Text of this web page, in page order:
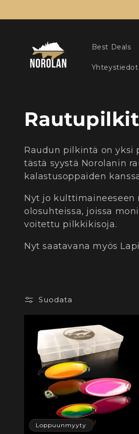
sisältöön
Best Deals
Yhteystiedot
K
o
k
o
e
l
a
:
Rautupilkit
Raudun pilkintä on yksi
tästä syystä Norolanin
kalastusoppaiden
Nyt jo
olosuhteissa, joissa
voitettu pilkkikisoja.
Nyt saatavana myös
Suodata
Loppuunmyyty